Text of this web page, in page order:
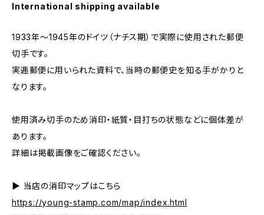
International shipping available
1933年～1945年のドイツ（ナチス期）で実際に使用された郵便
切手です。
実逓郵便に用いられた資料で、当時の郵便史を知る手がかりと
なります。
使用済み切手のため消印・紙質・目打ちの状態などに個体差が
あります。
詳細は掲載画像をご確認ください。
▶ 当店の消印マップはこちら
https://young-stamp.com/map/index.html